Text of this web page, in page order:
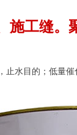
水目的；低量
施工缝。